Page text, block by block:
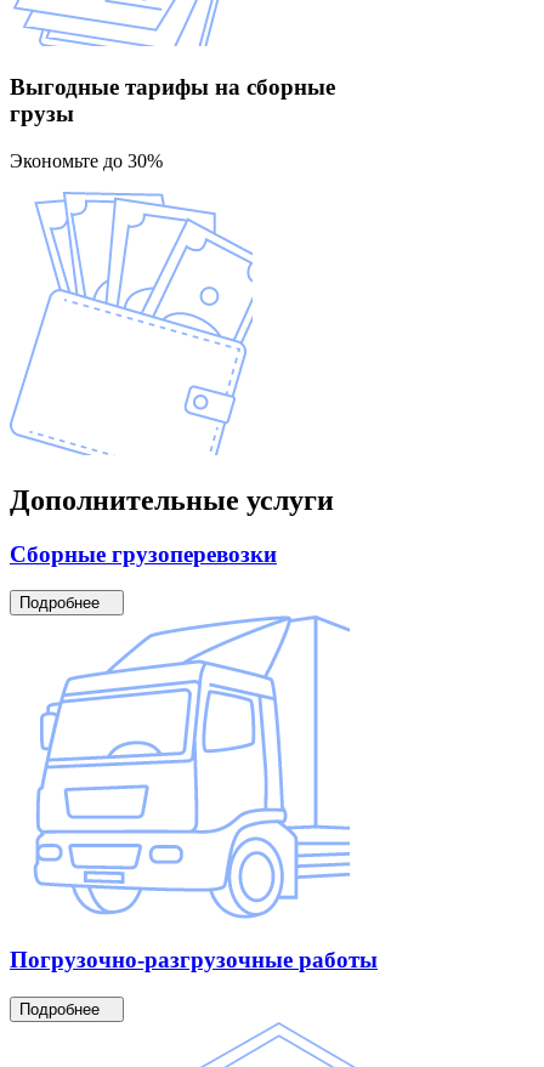
Выгодные тарифы на сборные
грузы
Экономьте до 30%
Дополнительные услуги
Сборные грузоперевозки
Подробнее
Погрузочно-разгрузочные работы
Подробнее